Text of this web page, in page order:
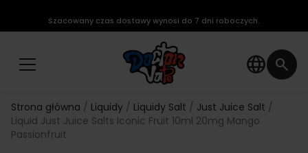
language search
Szacowany czas dostawy wynosi do 7 dni roboczych.
Strona główna Liquidy Liquidy Salt
Just Juice Salt
Liquid Just Juice Salts Iconic Fruit 10ml 20mg Mango
Passionfruit